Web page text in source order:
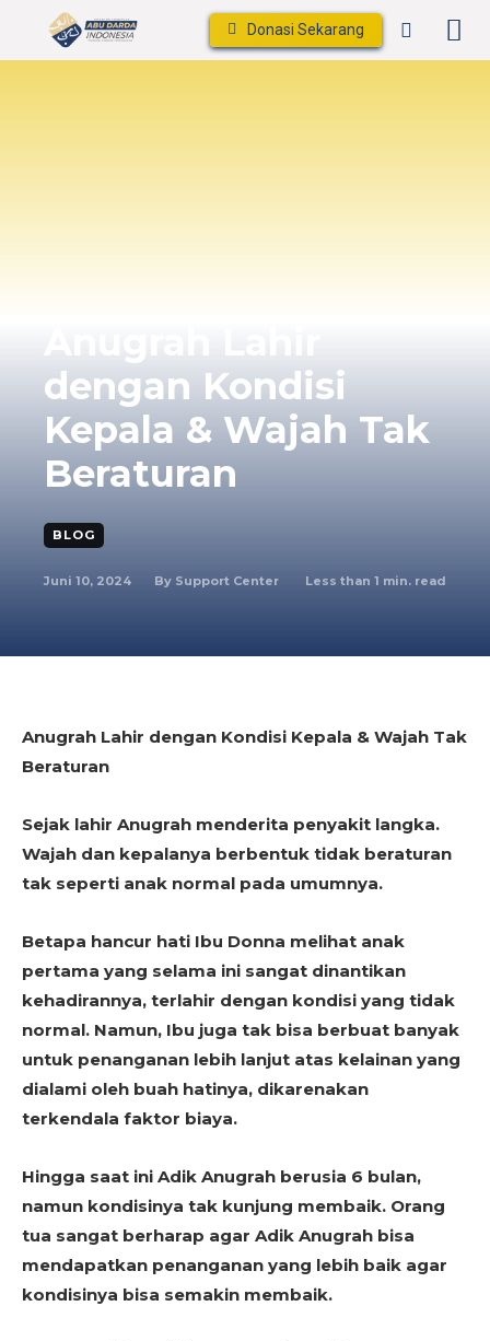
Donasi Sekarang
dengan Kondisi
Kepala & Wajah Tak
Beraturan
BLOG
Juni 10, 2024 By Support Center Less than 1 min. read
Anugrah Lahir dengan Kondisi Kepala & Wajah Tak
Beraturan
Sejak lahir Anugrah menderita penyakit langka.
Wajah dan kepalanya berbentuk tidak beraturan
tak seperti anak normal pada umumnya.
Betapa hancur hati Ibu Donna melihat anak
pertama yang selama ini sangat dinantikan
kehadirannya, terlahir dengan kondisi yang tidak
normal. Namun, Ibu juga tak bisa berbuat banyak
untuk penanganan lebih lanjut atas kelainan yang
dialami oleh buah hatinya, dikarenakan
terkendala faktor biaya.
Hingga saat ini Adik Anugrah berusia 6 bulan,
namun kondisinya tak kunjung membaik. Orang
tua sangat berharap agar Adik Anugrah bisa
mendapatkan penanganan yang lebih baik agar
kondisinya bisa semakin membaik.